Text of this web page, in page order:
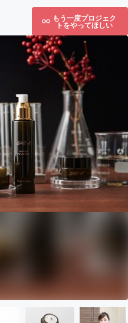
もう一度プロジェク
トをやってほしい